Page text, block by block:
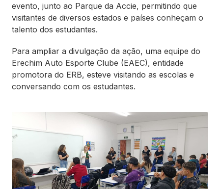
evento, junto ao Parque da Accie, permitindo que
visitantes de diversos estados e países conheçam o
talento dos estudantes.
Para ampliar a divulgação da ação, uma equipe do
Erechim Auto Esporte Clube (EAEC), entidade
promotora do ERB, esteve visitando as escolas e
conversando com os estudantes.